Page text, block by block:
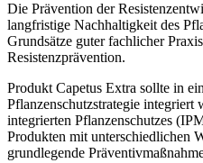
Die Prävention der
langfristige Nachhaltigkeit des
Grundsätze guter fachlicher
Resistenzprävention.
Produkt Capetus Extra sollte in
Pflanzenschutzstrategie integriert
integrierten Pflanzenschutzes
Produkten mit unterschiedlichen
grundlegende